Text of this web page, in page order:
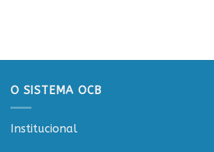
Conecta
sustentabilidade
O SISTEMA OCB
Institucional